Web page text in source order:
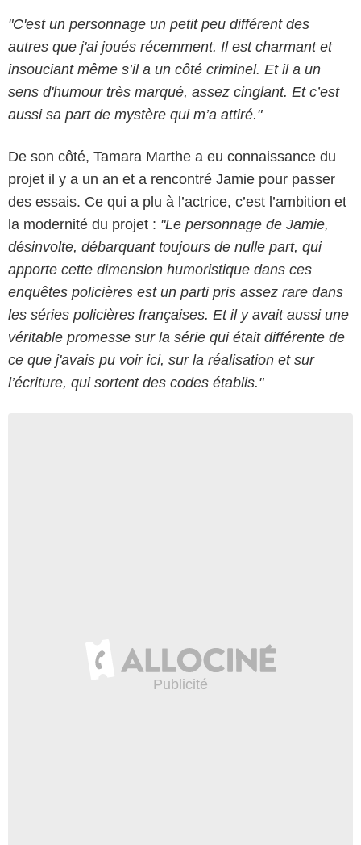
"C'est un personnage un petit peu différent des
autres que j'ai joués récemment. Il est charmant et
insouciant même s’il a un côté criminel. Et il a un
sens d'humour très marqué, assez cinglant. Et c’est
aussi sa part de mystère qui m’a attiré."
De son côté, Tamara Marthe a eu connaissance du
projet il y a un an et a rencontré Jamie pour passer
des essais. Ce qui a plu à l’actrice, c’est l’ambition et
la modernité du projet : "Le personnage de Jamie,
désinvolte, débarquant toujours de nulle part, qui
apporte cette dimension humoristique dans ces
enquêtes policières est un parti pris assez rare dans
les séries policières françaises. Et il y avait aussi une
véritable promesse sur la série qui était différente de
ce que j'avais pu voir ici, sur la réalisation et sur
l’écriture, qui sortent des codes établis."